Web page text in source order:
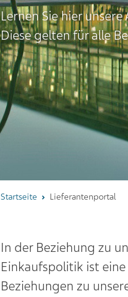
Lernen Sie hier
Diese gelten für alle
Startseite Lieferantenportal
In der Beziehung zu
Einkaufspolitik ist
Beziehungen zu